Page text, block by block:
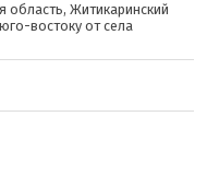
область, Житикаринский
востоку от села